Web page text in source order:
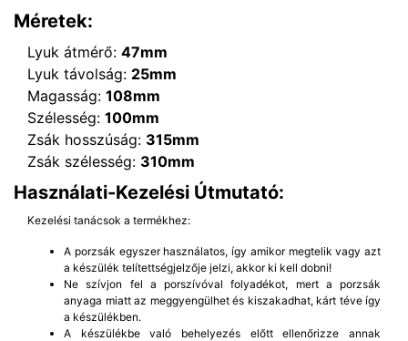
Méretek:
Lyuk átmérő: 47mm
Lyuk távolság: 25mm
Magasság: 108mm
Szélesség: 100mm
Zsák hosszúság: 315mm
Zsák szélesség: 310mm
Használati-Kezelési Útmutató:
Kezelési tanácsok a termékhez:
A porzsák egyszer használatos, így amikor megtelik vagy azt
a készülék telítettségjelzője jelzi, akkor ki kell dobni!
Ne szívjon fel a porszívóval folyadékot, mert a porzsák
anyaga miatt az meggyengülhet és kiszakadhat, kárt téve így
a készülékben.
A készülékbe való behelyezés előtt ellenőrizze annak